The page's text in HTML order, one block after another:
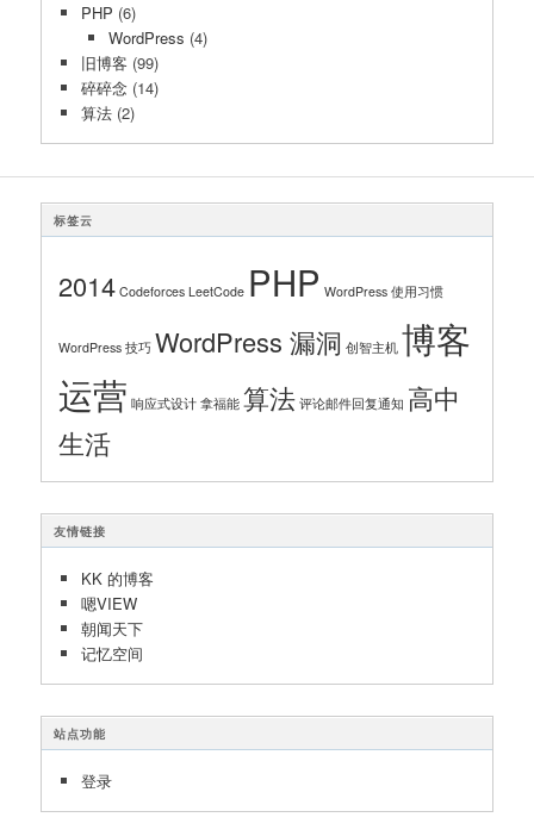
PHP (6)
WordPress (4)
旧博客 (99)
碎碎念 (14)
算法 (2)
标签云
2014 Codeforces LeetCode PHP WordPress 使用习惯
WordPress 技巧 WordPress 漏洞 创智主机 博客
运营 响应式设计 拿福能 算法 评论邮件回复通知 高中
生活
友情链接
KK 的博客
嗯VIEW
朝闻天下
记忆空间
站点功能
登录